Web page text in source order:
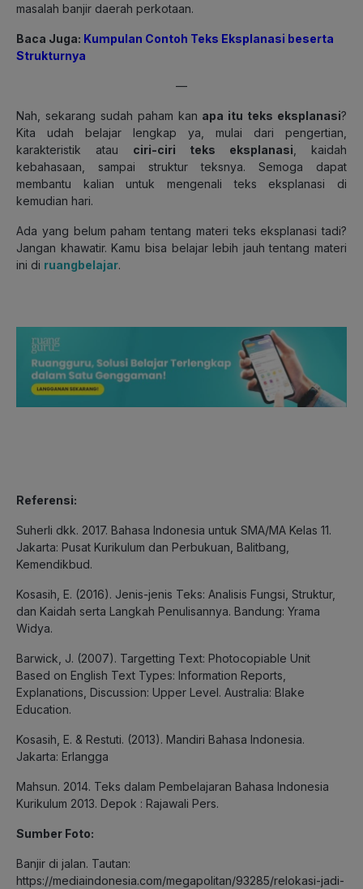
masalah banjir daerah perkotaan.
Baca Juga: Kumpulan Contoh Teks Eksplanasi beserta
Strukturnya
—
Nah, sekarang sudah paham kan apa itu teks eksplanasi?
Kita udah belajar lengkap ya, mulai dari pengertian,
karakteristik atau ciri-ciri teks eksplanasi , kaidah
kebahasaan, sampai struktur teksnya. Semoga dapat
membantu kalian untuk mengenali teks eksplanasi di
kemudian hari.
Ada yang belum paham tentang materi teks eksplanasi tadi?
Jangan khawatir. Kamu bisa belajar lebih jauh tentang materi
ini di ruangbelajar.
Referensi:
Suherli dkk. 2017. Bahasa Indonesia untuk SMA/MA Kelas 11.
Jakarta: Pusat Kurikulum dan Perbukuan, Balitbang,
Kemendikbud.
Kosasih, E. (2016). Jenis-jenis Teks: Analisis Fungsi, Struktur,
dan Kaidah serta Langkah Penulisannya. Bandung: Yrama
Widya.
Barwick, J. (2007). Targetting Text: Photocopiable Unit
Based on English Text Types: Information Reports,
Explanations, Discussion: Upper Level. Australia: Blake
Education.
Kosasih, E. & Restuti. (2013). Mandiri Bahasa Indonesia.
Jakarta: Erlangga
Mahsun. 2014. Teks dalam Pembelajaran Bahasa Indonesia
Kurikulum 2013. Depok : Rajawali Pers.
Sumber Foto:
Banjir di jalan. Tautan:
https://mediaindonesia.com/megapolitan/93285/relokasi-jadi-